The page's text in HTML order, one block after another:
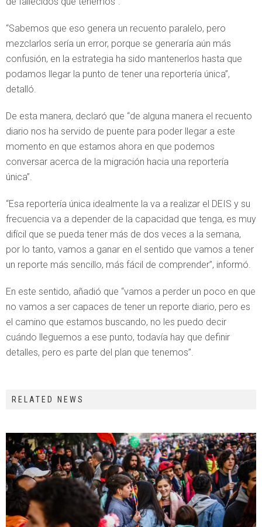
“Sabemos que eso genera un recuento paralelo, pero
mezclarlos sería un error, porque se generaría aún más
confusión, en la estrategia ha sido mantenerlos hasta que
podamos llegar la punto de tener una reportería única”,
detalló.
De esta manera, declaró que “de alguna manera el recuento
diario nos ha servido de puente para poder llegar a este
momento en que estamos ahora en que podemos
conversar acerca de la migración hacia una reportería
única”.
“Esa reportería única idealmente la va a realizar el DEIS y su
frecuencia va a depender de la capacidad que tenga, es muy
difícil que se pueda tener más de dos veces a la semana,
por lo tanto, vamos a ganar en el sentido que vamos a tener
un reporte más sencillo, más fácil de comprender”, informó.
En este sentido, añadió que “vamos a perder un poco en que
no vamos a ser capaces de tener un reporte diario, pero es
el camino que estamos buscando, no les puedo decir
cuándo lleguemos a ese punto, todavía hay que definir
detalles, pero es parte del plan que tenemos”.
RELATED NEWS